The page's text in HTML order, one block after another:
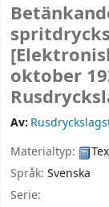
oktober
Av:
Materialtyp:
Språk: Svenska
Serie: